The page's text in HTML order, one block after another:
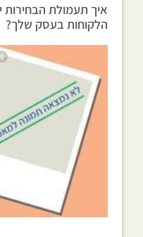
איך תעמולת הבחירות
הלקוחות בעסק שלך?